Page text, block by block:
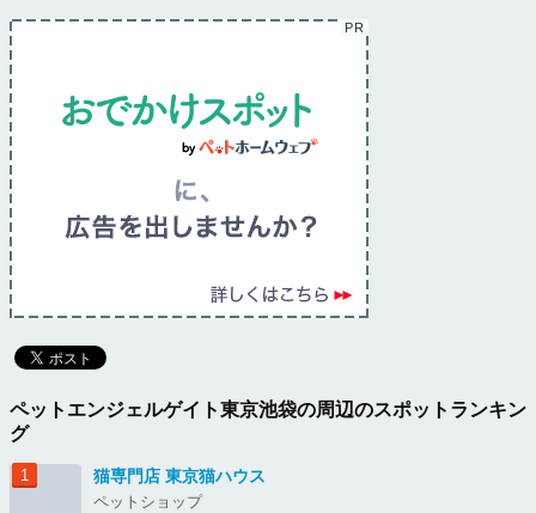
ペットエンジェルゲイト東京池袋の周辺のスポットランキン
グ
猫専門店 東京猫ハウス
ペットショップ